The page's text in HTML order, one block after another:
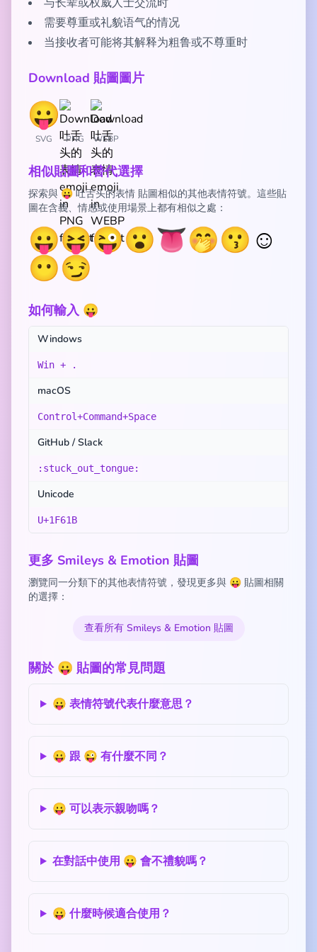
需要尊重或礼貌语气的情况
当接收者可能将其解释为粗鲁或不尊重时
Download 貼圖圖片
SVG PNG WEBP
相似貼圖和替代選擇
探索與 😛 吐舌头的表情 貼圖相似的其他表情符號。這些貼
圖在含義、情感或使用場景上都有相似之處：
😛😝😜😮👅🤭😗 ☺️
😶😏
如何輸入 😛
Windows
Win + .
macOS
Control+Command+Space
GitHub / Slack
:stuck_out_tongue:
Unicode
U+1F61B
更多 Smileys & Emotion 貼圖
瀏覽同一分類下的其他表情符號，發現更多與 😛 貼圖相關
的選擇：
查看所有 Smileys & Emotion 貼圖
關於 😛 貼圖的常見問題
😛 表情符號代表什麼意思？
😛 跟 😜 有什麼不同？
😛 可以表示親吻嗎？
在對話中使用 😛 會不禮貌嗎？
😛 什麼時候適合使用？